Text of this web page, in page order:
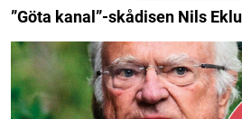
”Göta kanal”-skådisen Nils